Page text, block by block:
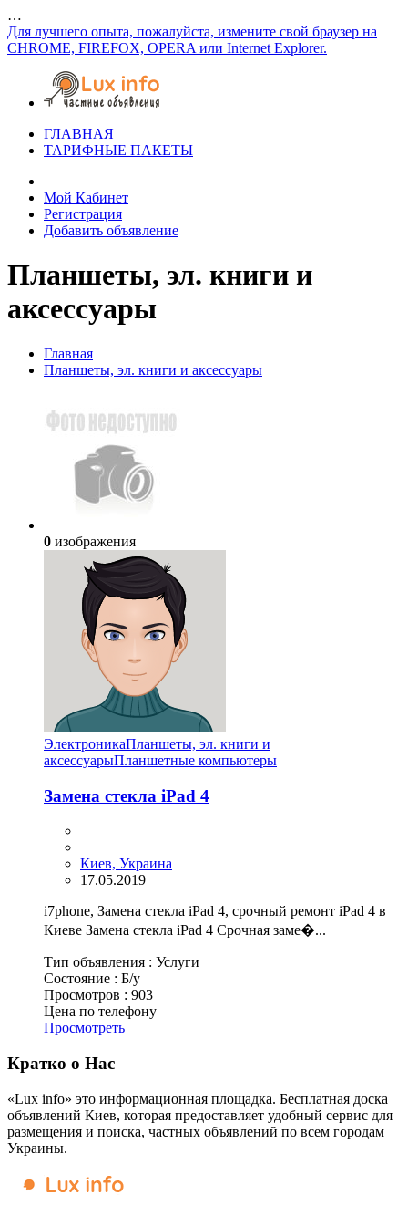
…
Для лучшего опыта, пожалуйста, измените свой браузер на
CHROME, FIREFOX, OPERA или Internet Explorer.
ГЛАВНАЯ
ТАРИФНЫЕ ПАКЕТЫ
Мой Кабинет
Регистрация
Добавить объявление
Планшеты, эл. книги и
аксессуары
Главная
Планшеты, эл. книги и аксессуары
0 изображения
ЭлектроникаПланшеты, эл. книги и
аксессуарыПланшетные компьютеры
Замена стекла iPad 4
Киев, Украина
17.05.2019
i7phone, Замена стекла iPad 4, срочный ремонт iPad 4 в
Киеве Замена стекла iPad 4 Срочная заме�...
Тип объявления : Услуги
Состояние : Б/у
Просмотров : 903
Цена по телефону
Просмотреть
Кратко о Нас
«Lux info» это информационная площадка. Бесплатная доска
объявлений Киев, которая предоставляет удобный сервис для
размещения и поиска, частных объявлений по всем городам
Украины.